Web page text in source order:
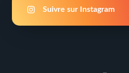
Suivre sur Instagram